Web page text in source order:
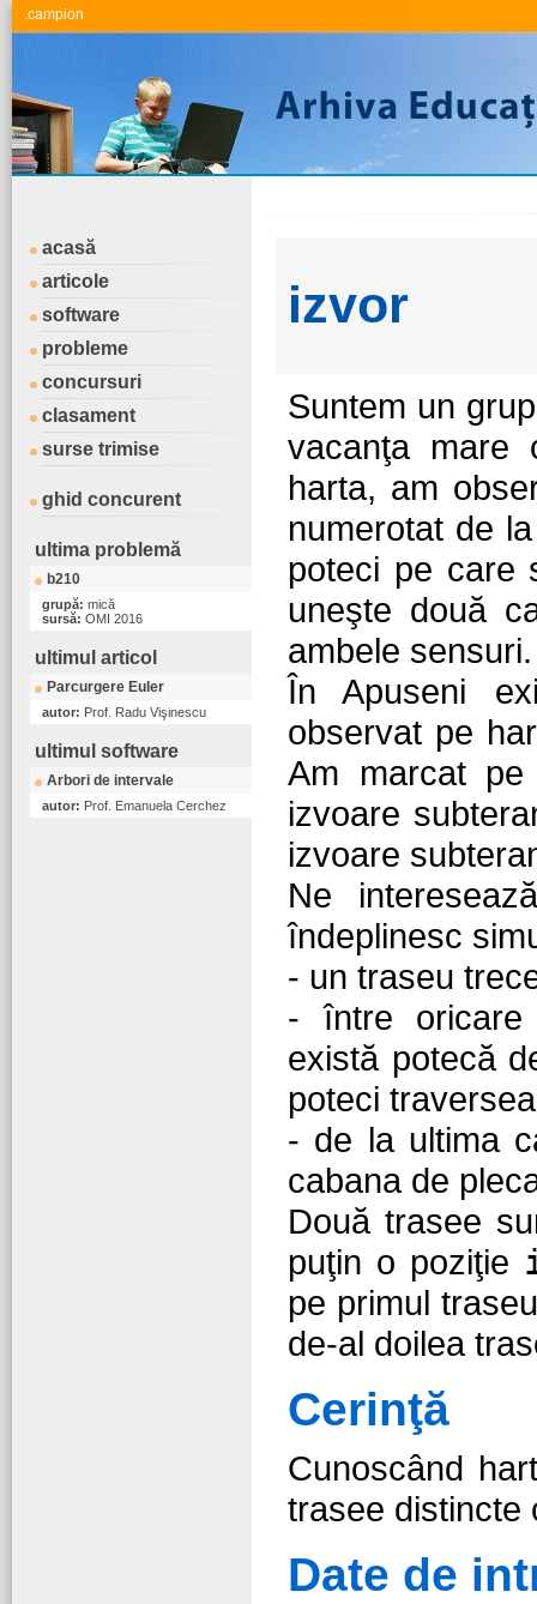
.campion
acasă
articole
software
probleme
concursuri
clasament
surse trimise
ghid concurent
ultima problemă
b210
grupă: mică
sursă: OMI 2016
ultimul articol
Parcurgere Euler
autor: Prof. Radu Vişinescu
ultimul software
Arbori de intervale
autor: Prof. Emanuela Cerchez
izvor
Suntem un
vacanţa mare
harta, am
numerotat de
poteci pe care
uneşte două
ambele sensuri.
În Apuseni
observat pe
Am marcat
izvoare
izvoare
Ne
îndeplinesc
- un traseu
- între oricare
există potecă
poteci
- de la ultima
cabana de
Două trasee
puţin o poziţie
pe primul
de-al doilea
Cerinţă
Cunoscând
trasee distincte
Date de